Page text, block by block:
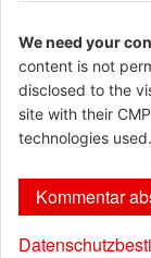
We need your
content is not
disclosed to the
site with their
technologies used.